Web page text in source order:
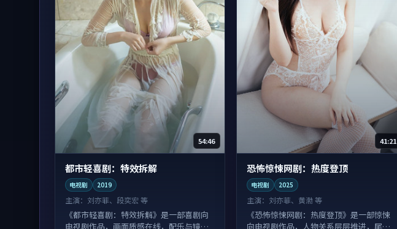
54:46
都市轻喜剧：特效拆解
电视剧 2019
主演： 刘亦菲、段奕宏 等
《都市轻喜剧：特效拆解》是一部喜剧向
电视剧作品，画面质感在线，配乐与镜头
41:21
恐怖惊悚网剧：热度登顶
电视剧 2025
主演： 刘亦菲、黄渤 等
《恐怖惊悚网剧：热度登顶》是一部惊悚
向电视剧作品，人物关系层层推进，尾声